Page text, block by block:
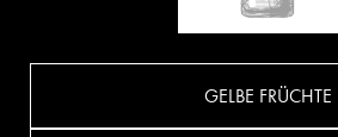
GELBE FRÜCHTE